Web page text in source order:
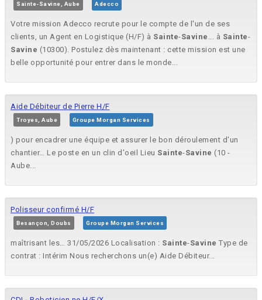
Sainte-Savine, Aube Adecco
Votre mission Adecco recrute pour le compte de l'un de ses
clients, un Agent en Logistique (H/F) à Sainte-Savine ... à Sainte-
Savine (10300). Postulez dès maintenant : cette mission est une
belle opportunité pour entrer dans le monde...
Aide Débiteur de Pierre H/F
Troyes, Aube Groupe Morgan Services
) pour encadrer une équipe et assurer le bon déroulement d'un
chantier… Le poste en un clin d'oeil Lieu Sainte-Savine (10 -
Aube...
Polisseur confirmé H/F
Besançon, Doubs Groupe Morgan Services
maîtrisant les… 31/05/2026 Localisation : Sainte-Savine Type de
contrat : Intérim Nous recherchons un(e) Aide Débiteur...